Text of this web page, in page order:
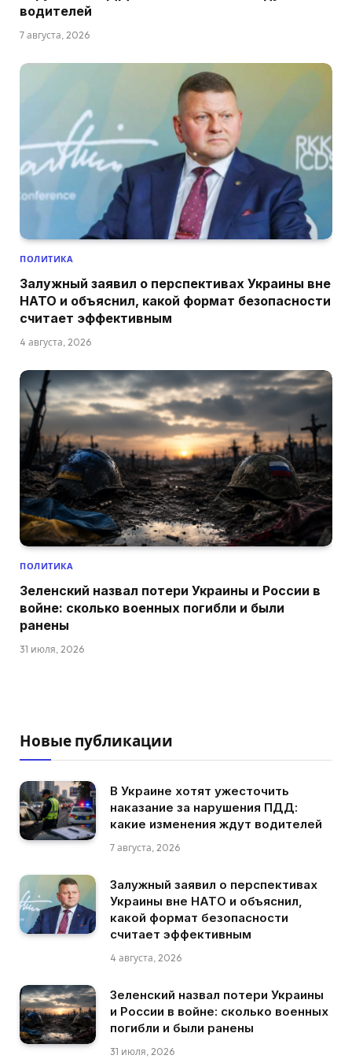
водителей
7 августа, 2026
ПОЛИТИКА
Залужный заявил о перспективах Украины вне
НАТО и объяснил, какой формат безопасности
считает эффективным
4 августа, 2026
ПОЛИТИКА
Зеленский назвал потери Украины и России в
войне: сколько военных погибли и были
ранены
31 июля, 2026
Новые публикации
В Украине хотят ужесточить
наказание за нарушения ПДД:
какие изменения ждут водителей
7 августа, 2026
Залужный заявил о перспективах
Украины вне НАТО и объяснил,
какой формат безопасности
считает эффективным
4 августа, 2026
Зеленский назвал потери Украины
и России в войне: сколько военных
погибли и были ранены
31 июля, 2026